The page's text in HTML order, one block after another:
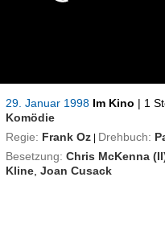
29. Januar 1998 Im Kino | 1
Komödie
Regie: Frank Oz | Drehbuch:
Besetzung: Chris McKenna
Kline ,Joan Cusack